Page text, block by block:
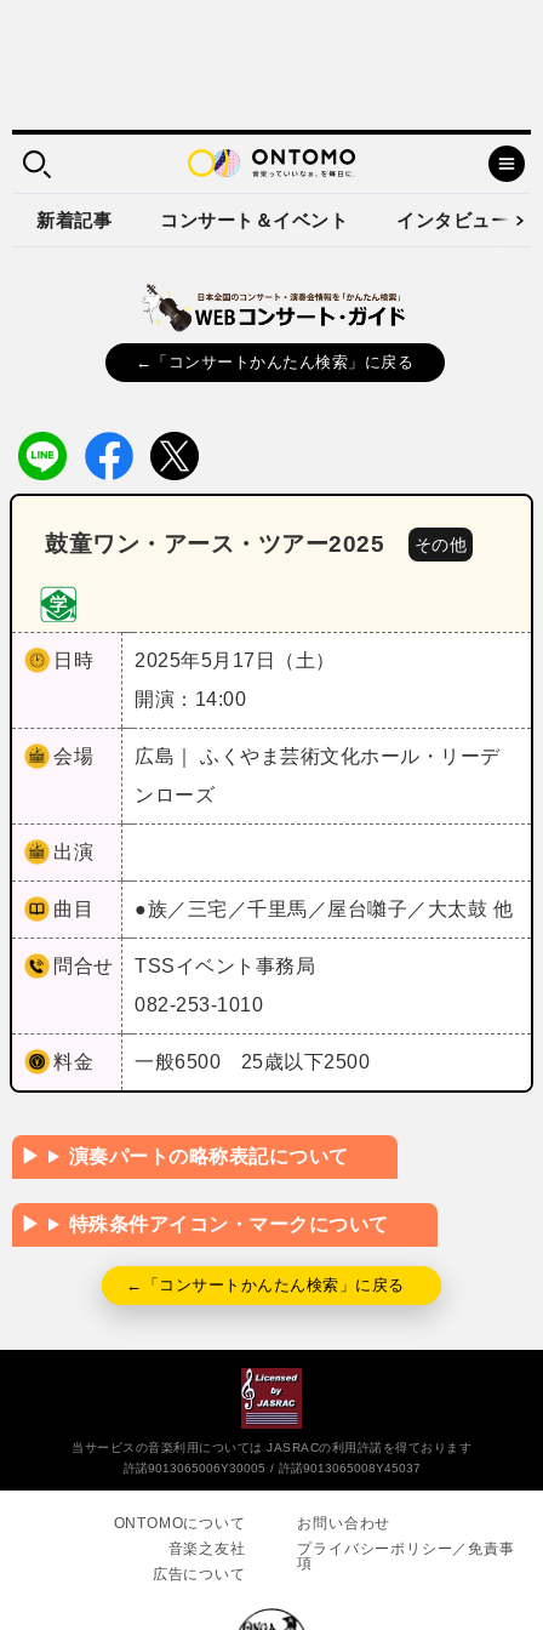
新着記事 コンサート＆イベント インタビュー
←「コンサートかんたん検索」に戻る
鼓童ワン・アース・ツアー2025 その他
日時
2025年5月17日（土）
開演：14:00
会場
広島｜ ふくやま芸術文化ホール・リーデ
ンローズ
出演
曲目 ●族／三宅／千里馬／屋台囃子／大太鼓 他
問合せ
TSSイベント事務局
082-253-1010
料金 一般6500 25歳以下2500
演奏パートの略称表記について
特殊条件アイコン・マークについて
←「コンサートかんたん検索」に戻る
当サービスの音楽利用については JASRACの利用許諾を得ております
許諾9013065006Y30005
許諾9013065008Y45037
ONTOMOについて
音楽之友社
広告について
お問い合わせ
プライバシーポリシー／免責事
項